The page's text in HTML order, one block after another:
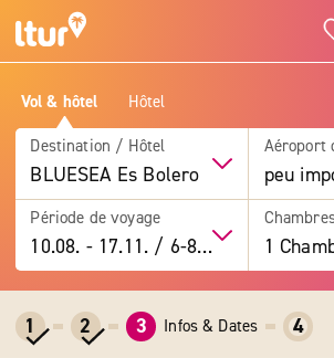
Vol & hôtel Hôtel
Destination / Hôtel
BLUESEA Es Bolero
Aéroport
peu
Période de voyage
10.08. -17.11. / 6-8 jours 1
1 2 3 Infos & Dates 4